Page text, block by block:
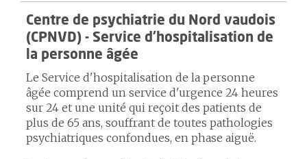
Centre de psychiatrie du Nord vaudois
(CPNVD) - Service d'hospitalisation de
la personne âgée
Le Service d'hospitalisation de la personne
âgée comprend un service d'urgence 24 heures
sur 24 et une unité qui reçoit des patients de
plus de 65 ans, souffrant de toutes pathologies
psychiatriques confondues, en phase aiguë.